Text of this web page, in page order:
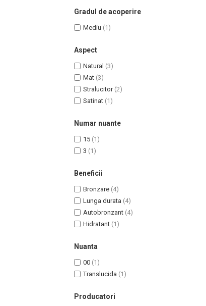
Gradul de acoperire
Mediu (1)
Aspect
Natural (3)
Mat (3)
Stralucitor (2)
Satinat (1)
Numar nuante
15 (1)
3 (1)
Beneficii
Bronzare (4)
Lunga durata (4)
Autobronzant (4)
Hidratant (1)
Nuanta
00 (1)
Translucida (1)
Producatori